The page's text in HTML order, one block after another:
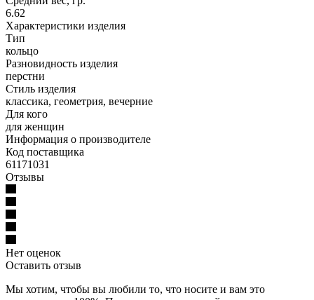
6.62
Характеристики изделия
Тип
кольцо
Разновидность изделия
перстни
Стиль изделия
классика, геометрия, вечерние
Для кого
для женщин
Информация о производителе
Код поставщика
61171031
Отзывы
Нет оценок
Оставить отзыв
Мы хотим, чтобы вы любили то, что носите и вам это